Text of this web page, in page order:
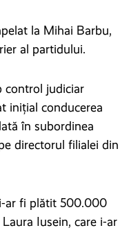
la Mihai Barbu,
al partidului.
control judiciar
inițial conducerea
în subordinea
directorul filialei din
ar fi plătit 500.000
Iusein, care i-ar